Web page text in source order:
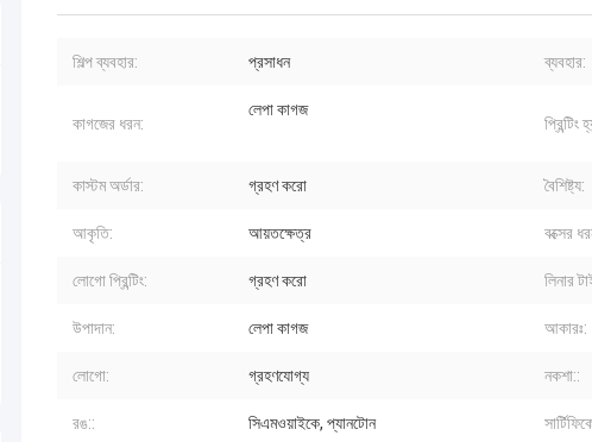
শিল্প ব্যবহার: প্রসাধন ব্যবহার:
কাগজের ধরন:
লেপা কাগজ
প্রিন্টিং
কাস্টম অর্ডার: গ্রহণ করো বৈশিষ্ট্য:
আকৃতি: আয়তক্ষেত্র বক্সের
লোগো প্রিন্টিং: গ্রহণ করো লিনার
উপাদান: লেপা কাগজ আকারঃ:
লোগো: গ্রহণযোগ্য নকশা::
রঙ:: সিএমওয়াইকে, প্যানটোন